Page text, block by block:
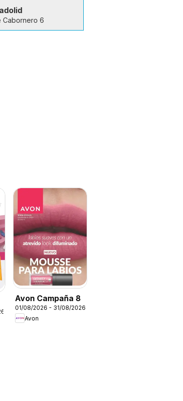
Cabornero 6
Avon Campaña 8
01/08/2026 - 31/08/2026
Avon